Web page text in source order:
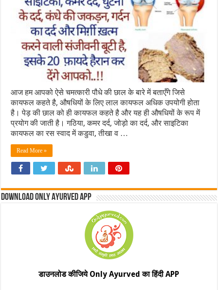
आज हम आपको ऐसे चमत्कारी पौधे की छाल के बारे में बताएँगे जिसे
कायफल कहते है, औषधियों के लिए लाल कायफल अधिक उपयोगी होता
है। पेड़ की छाल को ही कायफल कहते है और यह ही औषधियों के रूप में
प्रयोग की जाती है। गठिया, कमर दर्द, जोड़ो का दर्द, और साइटिका
कायफल का रस स्वाद में कडुवा, तीखा व …
Read More »
Download Only Ayurved App
डाउनलोड कीजिये Only Ayurved का हिंदी APP